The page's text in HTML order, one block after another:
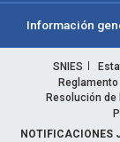
Información
SNIES
Resolución
NOTIFICACIONES